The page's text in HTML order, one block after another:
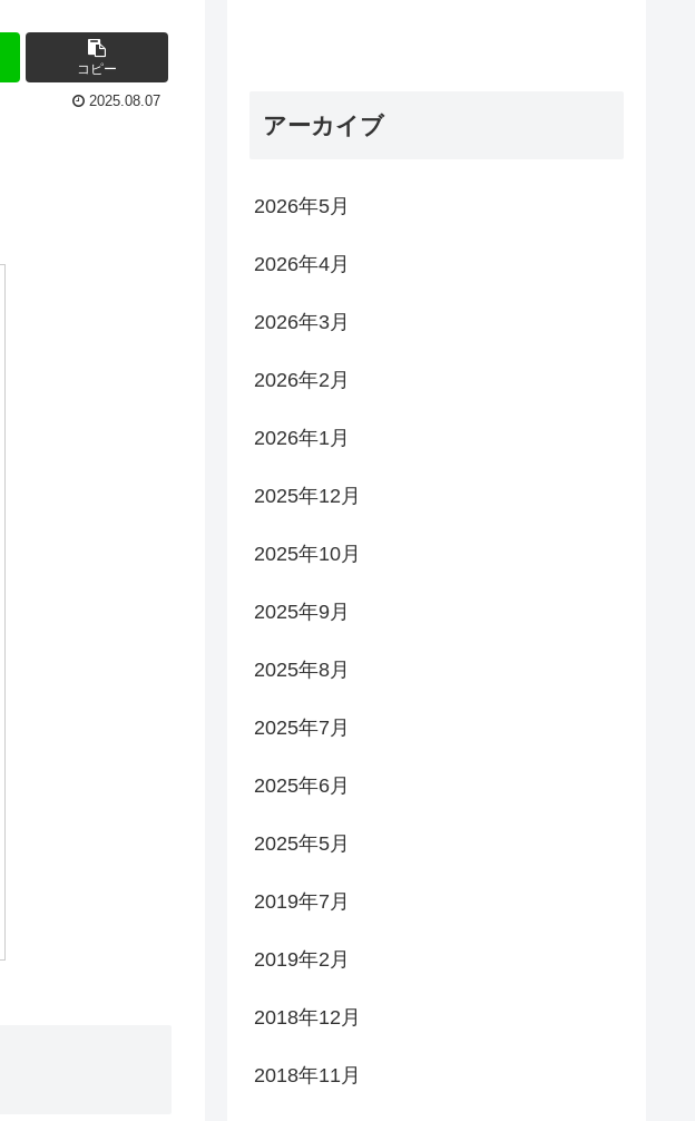
コピー
2025.08.07
アーカイブ
2026年5月
2026年4月
2026年3月
2026年2月
2026年1月
2025年12月
2025年10月
2025年9月
2025年8月
2025年7月
2025年6月
2025年5月
2019年7月
2019年2月
2018年12月
2018年11月